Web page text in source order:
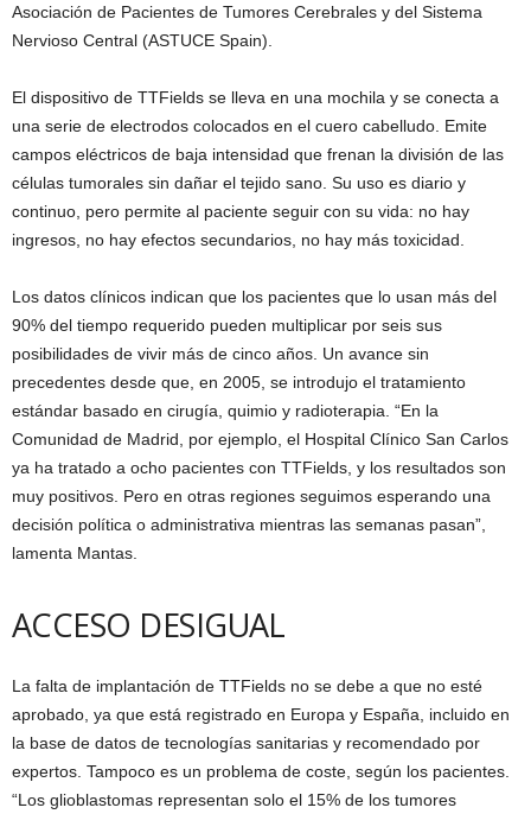
Asociación de Pacientes de Tumores Cerebrales y del Sistema
Nervioso Central (ASTUCE Spain).
El dispositivo de TTFields se lleva en una mochila y se conecta a
una serie de electrodos colocados en el cuero cabelludo. Emite
campos eléctricos de baja intensidad que frenan la división de las
células tumorales sin dañar el tejido sano. Su uso es diario y
continuo, pero permite al paciente seguir con su vida: no hay
ingresos, no hay efectos secundarios, no hay más toxicidad.
Los datos clínicos indican que los pacientes que lo usan más del
90% del tiempo requerido pueden multiplicar por seis sus
posibilidades de vivir más de cinco años. Un avance sin
precedentes desde que, en 2005, se introdujo el tratamiento
estándar basado en cirugía, quimio y radioterapia. “En la
Comunidad de Madrid, por ejemplo, el Hospital Clínico San Carlos
ya ha tratado a ocho pacientes con TTFields, y los resultados son
muy positivos. Pero en otras regiones seguimos esperando una
decisión política o administrativa mientras las semanas pasan”,
lamenta Mantas.
ACCESO DESIGUAL
La falta de implantación de TTFields no se debe a que no esté
aprobado, ya que está registrado en Europa y España, incluido en
la base de datos de tecnologías sanitarias y recomendado por
expertos. Tampoco es un problema de coste, según los pacientes.
“Los glioblastomas representan solo el 15% de los tumores